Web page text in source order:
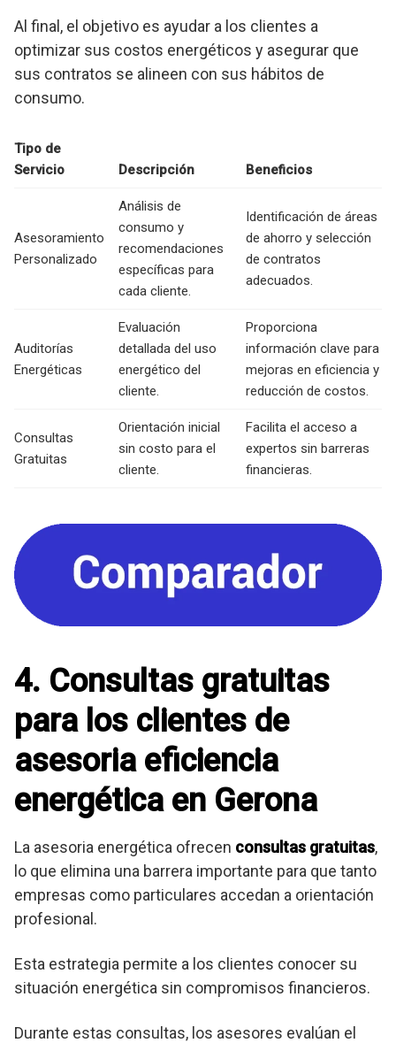
Al final, el objetivo es ayudar a los clientes a
optimizar sus costos energéticos y asegurar que
sus contratos se alineen con sus hábitos de
consumo.
Tipo de
Servicio
Descripción Beneficios
Asesoramiento
Personalizado
Análisis de
consumo y
recomendaciones
específicas para
cada cliente.
Identificación de áreas
de ahorro y selección
de contratos
adecuados.
Auditorías
Energéticas
Evaluación
detallada del uso
energético del
cliente.
Proporciona
información clave para
mejoras en eficiencia y
reducción de costos.
Consultas
Gratuitas
Orientación inicial
sin costo para el
cliente.
Facilita el acceso a
expertos sin barreras
financieras.
4. Consultas gratuitas
para los clientes de
asesoria eficiencia
energética en Gerona
La asesoria energética ofrecen consultas gratuitas,
lo que elimina una barrera importante para que tanto
empresas como particulares accedan a orientación
profesional.
Esta estrategia permite a los clientes conocer su
situación energética sin compromisos financieros.
Durante estas consultas, los asesores evalúan el